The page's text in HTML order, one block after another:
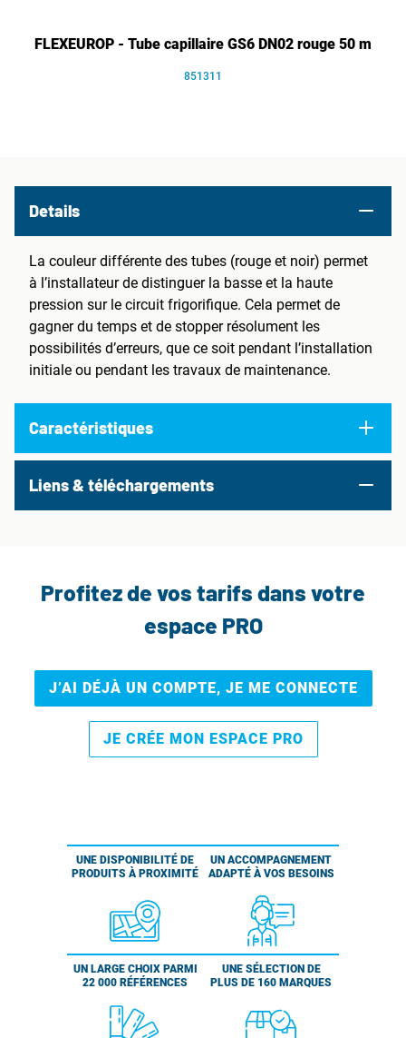
FLEXEUROP - Tube capillaire GS6 DN02 rouge 50 m
851311
Details
La couleur différente des tubes (rouge et noir) permet
à l’installateur de distinguer la basse et la haute
pression sur le circuit frigorifique. Cela permet de
gagner du temps et de stopper résolument les
possibilités d’erreurs, que ce soit pendant l’installation
initiale ou pendant les travaux de maintenance.
Caractéristiques
Liens & téléchargements
Profitez de vos tarifs dans votre
espace PRO
J’AI DÉJÀ UN COMPTE, JE ME CONNECTE
JE CRÉE MON ESPACE PRO
UNE DISPONIBILITÉ DE
PRODUITS À PROXIMITÉ
UN ACCOMPAGNEMENT
ADAPTÉ À VOS BESOINS
UN LARGE CHOIX PARMI
22 000 RÉFÉRENCES
UNE SÉLECTION DE
PLUS DE 160 MARQUES